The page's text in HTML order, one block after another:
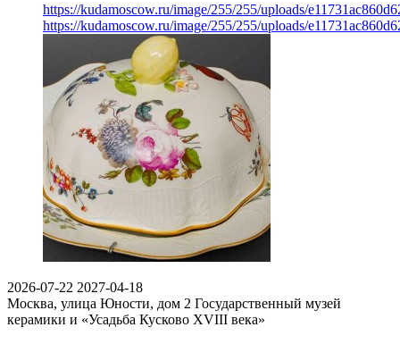
https://kudamoscow.ru/image/255/255/uploads/
https://kudamoscow.ru/image/255/255/uploads/
2026-07-22 2027-04-18
Москва, улица Юности, дом 2 Государственный музей
керамики и «Усадьба Кусково XVIII века»